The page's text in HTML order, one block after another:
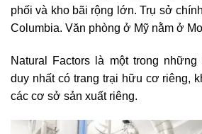
phối và kho bãi rộng lớn. Trụ sở
Columbia. Văn phòng ở Mỹ nằm ở
Natural Factors là một trong
duy nhất có trang trại hữu cơ riêng,
các cơ sở sản xuất riêng.